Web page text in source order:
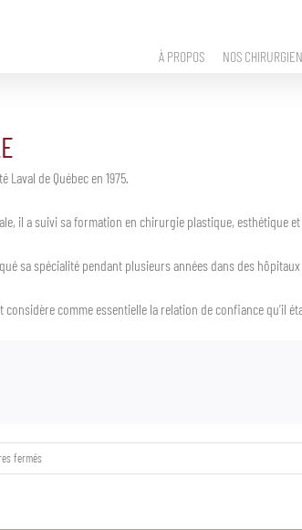
À PROPOS NOS
de Québec en 1975.
il a suivi sa formation en chirurgie plastique, esthétique
sa spécialité pendant plusieurs années dans des
comme essentielle la relation de confiance qu’il
ferméssur
Docteur